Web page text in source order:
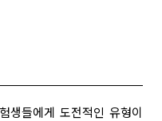
생들에게 도전적인 유형이